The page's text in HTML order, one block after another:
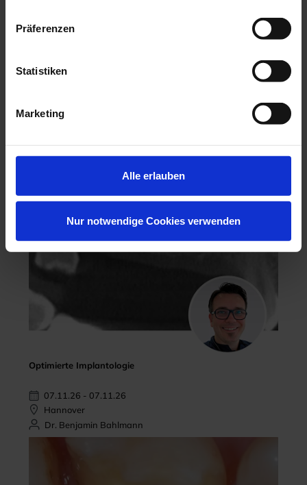
Präferenzen
Statistiken
Marketing
Alle erlauben
Nur notwendige Cookies verwenden
06.11.26 - 07.11.26
Dr. Hanni Lohmar
Optimierte Implantologie
07.11.26 - 07.11.26
Hannover
Dr. Benjamin Bahlmann